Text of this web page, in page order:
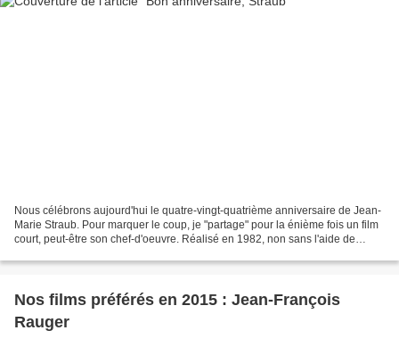
Nous célébrons aujourd'hui le quatre-vingt-quatrième anniversaire de Jean-
Marie Straub. Pour marquer le coup, je "partage" pour la énième fois un film
court, peut-être son chef-d'oeuvre. Réalisé en 1982, non sans l'aide de
Nos films préférés en 2015 : Jean-François
Rauger